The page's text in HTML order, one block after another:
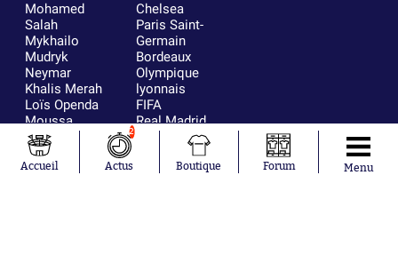
Mohamed
Salah
Mykhailo
Mudryk
Neymar
Khalis Merah
Loïs Openda
Moussa
Niakhaté
Nicolás
Tagliafico
Chelsea
Paris Saint-
Germain
Bordeaux
Olympique
lyonnais
FIFA
Real Madrid
RC Strasbourg
Accueil
2
Actus Boutique Forum Menu